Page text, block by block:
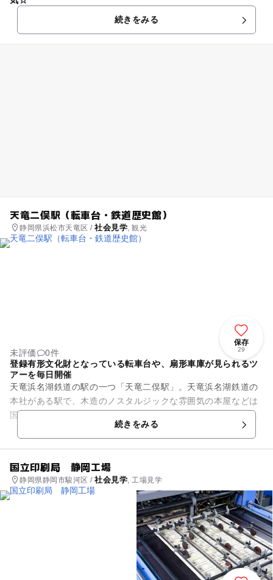
続きをみる
天竜二俣駅（転車台・鉄道歴史館）
静岡県浜松市天竜区 /社会見学, 観光
保存
29
未評価
0件
登録有形文化財となっている転車台や、扇形車庫が見られるツ
アーを毎日開催
天竜浜名湖鉄道の駅の一つ「天竜二俣駅」。天竜浜名湖鉄道の
本社がある駅で、木造のノスタルジックな雰囲気の本屋などは
国の登録有形文化財となっています。こちらは毎日「転車台&
鉄道歴史館見学ツアー」を開...続きをみる
国立印刷局 静岡工場
静岡県静岡市駿河区 /社会見学, 工場見学